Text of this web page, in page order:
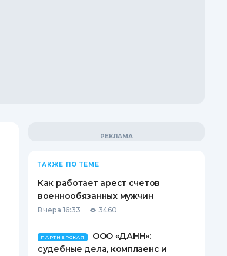
ТАКЖЕ ПО ТЕМЕ
Как работает арест счетов
военнообязанных мужчин
Вчера 16:33 3460
ПАРТНЕРСКАЯ
ООО «ДАНН»:
судебные дела, комплаенс и